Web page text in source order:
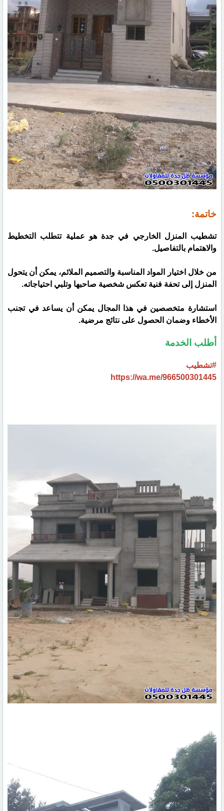
خاتمة:
تشطيب المنزل الخارجي في جدة هو عملية تتطلب التخطيط
والاهتمام بالتفاصيل.
من خلال اختيار المواد المناسبة والتصميم الملائم، يمكن أن يتحول
المنزل إلى تحفة فنية تعكس شخصية صاحبها وتلبي احتياجاته.
استشارة متخصصين في هذا المجال يمكن أن يساعد في تجنب
الأخطاء وضمان الحصول على نتائج مرضية.
أطلب الخدمة
#تشطيب
https://wa.me/966500301445